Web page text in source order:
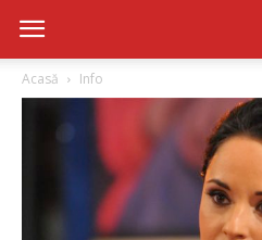
Acasă Info